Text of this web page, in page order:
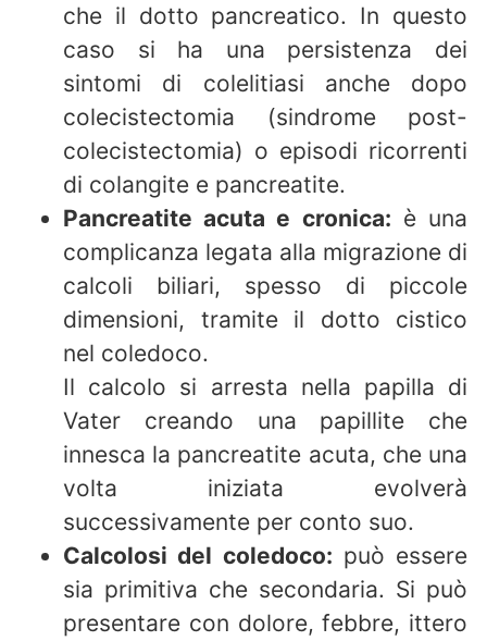
che il dotto pancreatico. In questo
caso si ha una persistenza dei
sintomi di colelitiasi anche dopo
colecistectomia (sindrome post-
colecistectomia) o episodi ricorrenti
di colangite e pancreatite.
Pancreatite acuta e cronica: è una
complicanza legata alla migrazione di
calcoli biliari, spesso di piccole
dimensioni, tramite il dotto cistico
nel coledoco.
Il calcolo si arresta nella papilla di
Vater creando una papillite che
innesca la pancreatite acuta, che una
volta iniziata evolverà
successivamente per conto suo.
Calcolosi del coledoco: può essere
sia primitiva che secondaria. Si può
presentare con dolore, febbre, ittero